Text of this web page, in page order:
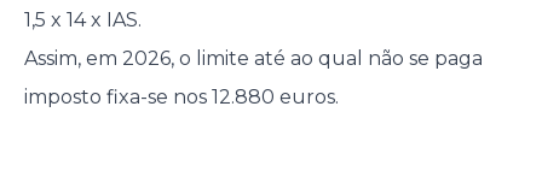
1,5 x 14 x IAS.
Assim, em 2026, o limite até ao qual não se paga
imposto fixa-se nos 12.880 euros.